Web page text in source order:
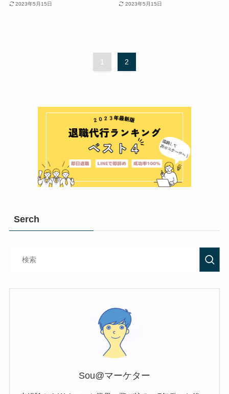
2023年5月15日 2023年5月15日
1 2
Serch
Sou@マーケター